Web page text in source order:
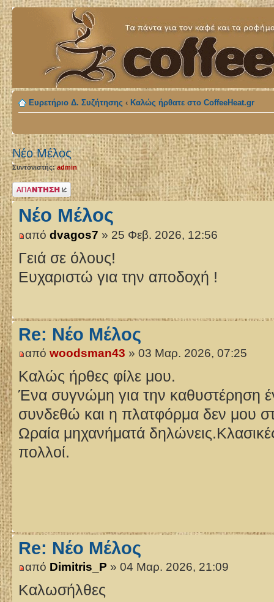
Ευρετήριο Δ. Συζήτησης ‹ Καλώς ήρθατε στο CoffeeHeat.gr
Νέο Μέλος
Συντονιστής: admin
Δημιουργία
απάντησης
Νέο Μέλος
από dvagos7 » 25 Φεβ. 2026, 12:56
Γειά σε όλους!
Ευχαριστώ για την αποδοχή !
Re: Νέο Μέλος
από woodsman43 » 03 Μαρ. 2026, 07:25
Καλώς ήρθες φίλε μου.
Ένα συγνώμη για την καθυστέρηση
συνδεθώ και η πλατφόρμα δεν μου
Ωραία μηχανήματά
πολλοί.
Re: Νέο Μέλος
από Dimitris_P » 04 Μαρ. 2026, 21:09
Καλωσήλθες